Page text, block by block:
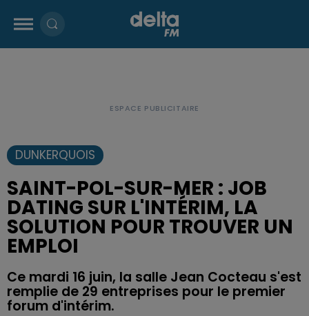
DUNKERQUOIS
SAINT-POL-SUR-MER : JOB
DATING SUR L'INTÉRIM, LA
SOLUTION POUR TROUVER UN
EMPLOI
Ce mardi 16 juin, la salle Jean Cocteau s'est
remplie de 29 entreprises pour le premier
forum d'intérim.